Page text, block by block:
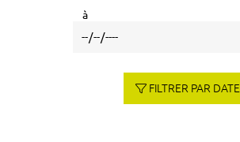
à
FILTRER PAR DATE